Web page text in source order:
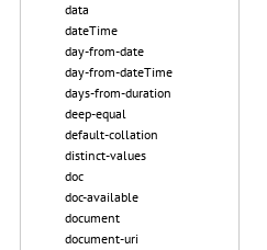
data
dateTime
day-from-date
day-from-dateTime
days-from-duration
deep-equal
default-collation
distinct-values
doc
doc-available
document
document-uri